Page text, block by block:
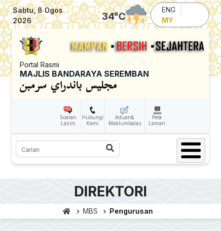
Skip to main content
Sabtu, 8 Ogos
2026
34°C
ENG
MY
Portal Rasmi
MAJLIS BANDARAYA SEREMBAN
Soalan
Lazim
Hubungi
Kami
Aduan&
Maklumbalas
Peta
Laman
Carian
DIREKTORI
MBS Pengurusan